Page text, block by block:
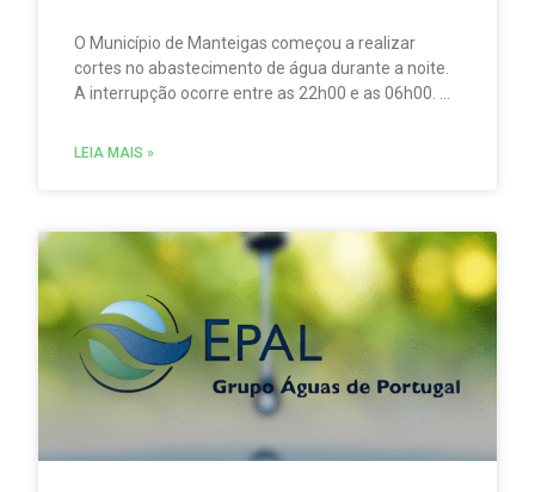
O Município de Manteigas começou a realizar
cortes no abastecimento de água durante a noite.
A interrupção ocorre entre as 22h00 e as 06h00. A
do nível do reservatório da Carvalheira,
LEIA MAIS »